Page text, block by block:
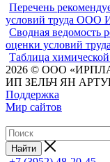
Перечень
условий труда ООО
Сводная ведомость
оценки условий
Таблица
2026 © ООО
ИП ЗЕЛЬЧ ЯН
Поддержка
Мир сайтов
Найти